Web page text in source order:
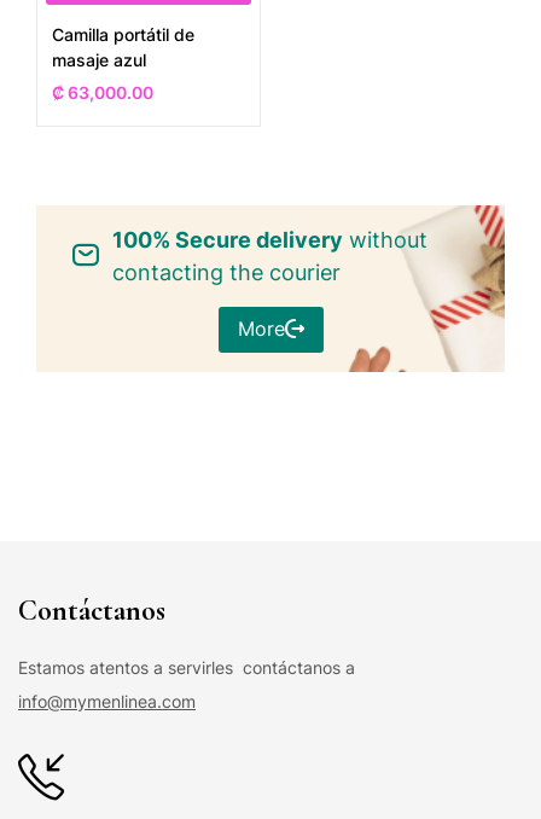
Camilla portátil de
masaje azul
₡63,000.00
100% Secure delivery without
contacting the courier
More
Contáctanos
Estamos atentos a servirles contáctanos a
info@mymenlinea.com